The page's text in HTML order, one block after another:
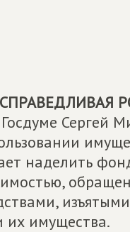
СПРАВЕДЛИВАЯ
Сергей
наделить
их имущества.